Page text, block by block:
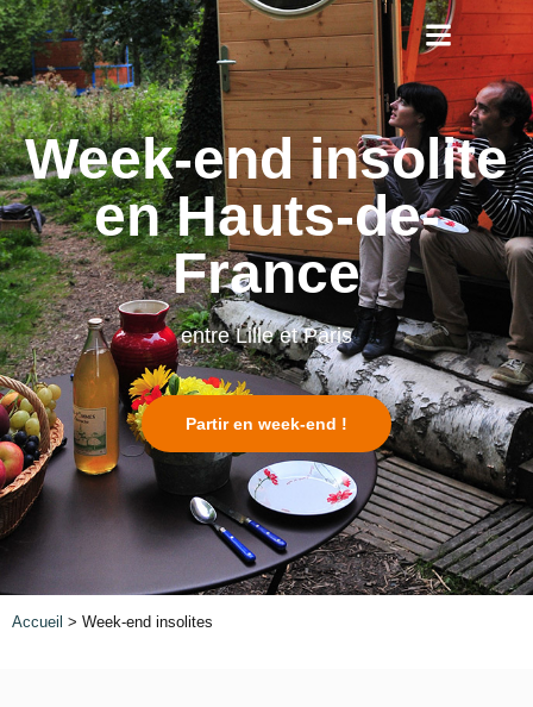
Week-end insolite
en Hauts-de-
France
entre Lille et Paris
Partir en week-end !
Accueil > Week-end insolites